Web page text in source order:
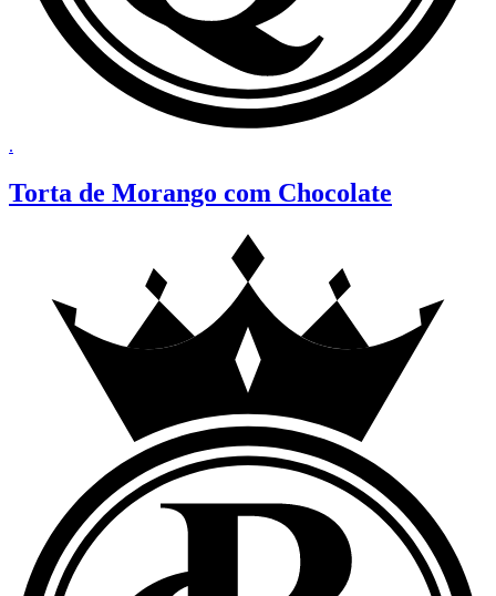
.
Torta de Morango com Chocolate